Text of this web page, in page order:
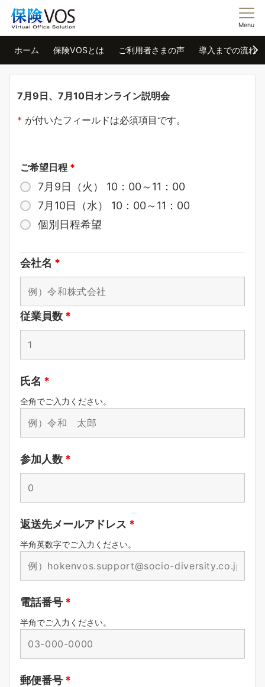
Menu
ホーム 保険VOSとは ご利用者さまの声 導入までの流れ
7月9日、7月10日オンライン説明会
* が付いたフィールドは必須項目です。
ご希望日程 *
7月9日（火） 10：00～11：00
7月10日（水） 10：00～11：00
個別日程希望
会社名 *
従業員数 *
氏名 *
全角でご入力ください。
参加人数 *
返送先メールアドレス *
半角英数字でご入力ください。
電話番号 *
半角でご入力ください。
郵便番号 *